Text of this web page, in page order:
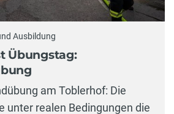
Ausbildung
Übungstag:
am Toblerhof: Die
unter realen Bedingungen die